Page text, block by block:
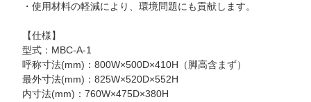
・使用材料の軽減により、環境問題にも貢献します。
【仕様】
型式：MBC-A-1
呼称寸法(mm)：800W×500D×410H（脚高含まず）
最外寸法(mm)：825W×520D×552H
内寸法(mm)：760W×475D×380H
を除く